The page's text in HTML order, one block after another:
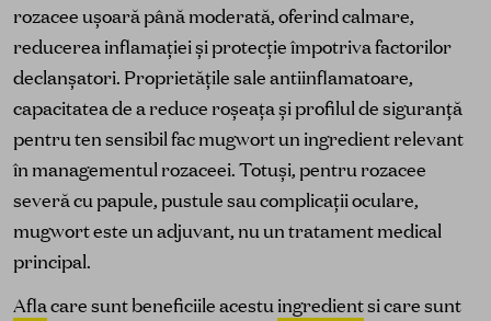
rozacee ușoară până moderată, oferind calmare,
reducerea inflamației și protecție împotriva factorilor
declanșatori. Proprietățile sale antiinflamatoare,
capacitatea de a reduce roșeața și profilul de siguranță
pentru ten sensibil fac mugwort un ingredient relevant
în managementul rozaceei. Totuși, pentru rozacee
severă cu papule, pustule sau complicații oculare,
mugwort este un adjuvant, nu un tratament medical
principal.
Aflacare sunt beneficiile acestu ingredientsi care sunt